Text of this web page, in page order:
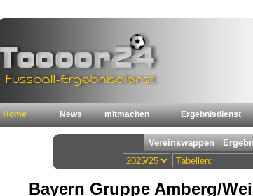
Home News mitmachen Ergebnisdienst
Bayern Gruppe Amberg/